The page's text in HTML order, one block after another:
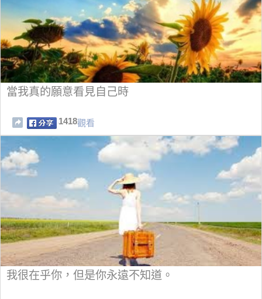
當我真的願意看見自己時
1418觀看
我很在乎你，但是你永遠不知道。